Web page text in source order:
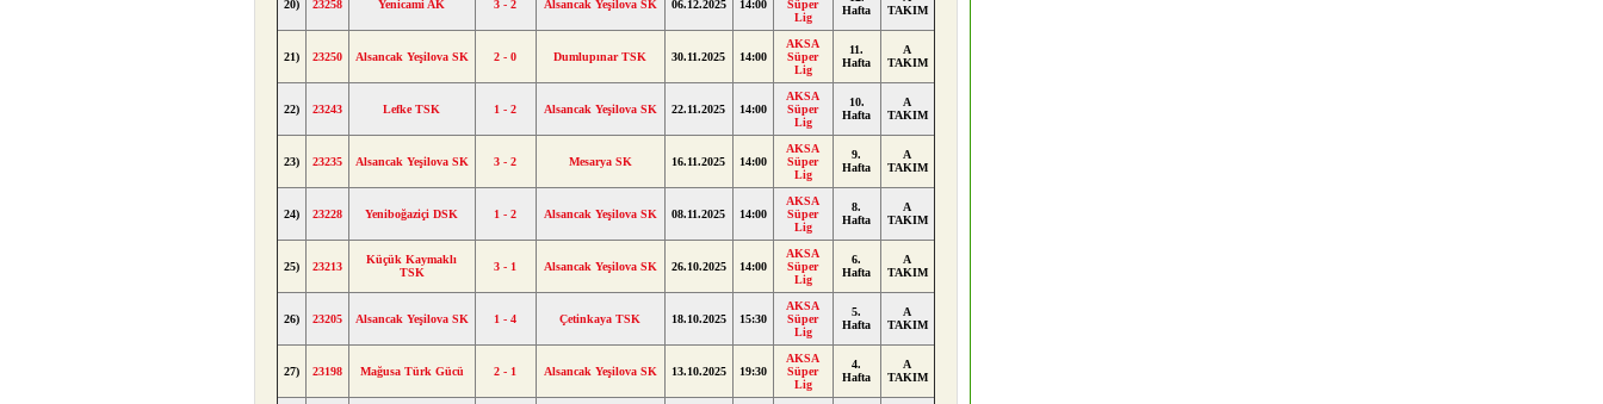
20) 23258 Yenicami AK 3 - 2 Alsancak Yeşilova SK 06.12.2025 14:00
Süper
Lig
Hafta
TAKIM
21) 23250 Alsancak Yeşilova SK 2 - 0 Dumlupınar TSK 30.11.2025 14:00
AKSA
Süper
Lig
11.
Hafta
A
TAKIM
22) 23243 Lefke TSK 1 - 2 Alsancak Yeşilova SK 22.11.2025 14:00
AKSA
Süper
Lig
10.
Hafta
A
TAKIM
23) 23235 Alsancak Yeşilova SK 3 - 2 Mesarya SK 16.11.2025 14:00
AKSA
Süper
Lig
9.
Hafta
A
TAKIM
24) 23228 Yeniboğaziçi DSK 1 - 2 Alsancak Yeşilova SK 08.11.2025 14:00
AKSA
Süper
Lig
8.
Hafta
A
TAKIM
25) 23213
Küçük Kaymaklı
TSK
3 - 1 Alsancak Yeşilova SK 26.10.2025 14:00
AKSA
Süper
Lig
6.
Hafta
A
TAKIM
26) 23205 Alsancak Yeşilova SK 1 - 4 Çetinkaya TSK 18.10.2025 15:30
AKSA
Süper
Lig
5.
Hafta
A
TAKIM
27) 23198 Mağusa Türk Gücü 2 - 1 Alsancak Yeşilova SK 13.10.2025 19:30
AKSA
Süper
Lig
4.
Hafta
A
TAKIM